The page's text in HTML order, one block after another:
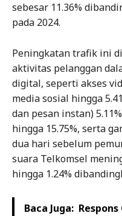
sebesar 11.36%
pada 2024.
Peningkatan trafik ini
aktivitas pelanggan
digital, seperti akses
media sosial hingga
dan pesan instan)
hingga 15.75%, serta
dua hari sebelum
suara Telkomsel
hingga 1.24%
Baca Juga: